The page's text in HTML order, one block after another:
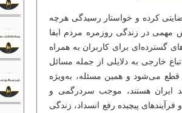
کرده و خواستار رسیدگی هرچه
مهمی در زندگی روزمره مردم ایفا
گسترده‌ای برای کاربران به همراه
خارجی به دلایلی از جمله مسائل
قطع می‌شود و همین مسئله، به‌ویژه
ایران هستند، موجب سردرگمی و
پیچیده رفع انسداد، زندگی